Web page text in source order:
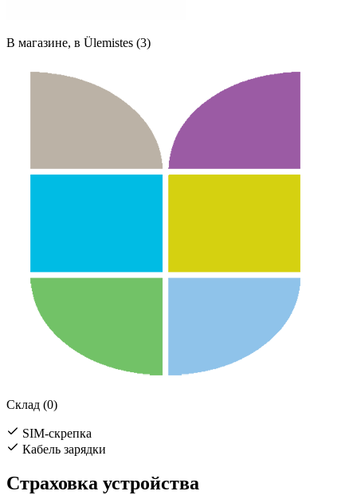
В магазине, в Ülemistes (3)
Склад (0)
SIM-скрепка
Кабель зарядки
Страховка устройства